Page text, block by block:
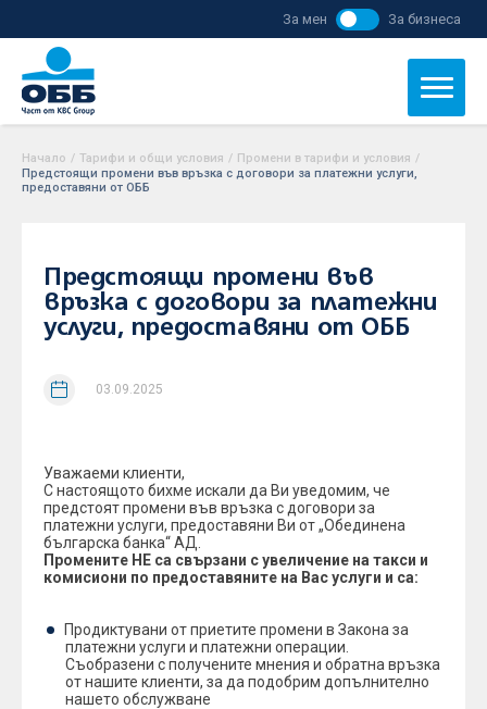
За мен За бизнеса
Начало / Тарифи и общи условия / Промени в тарифи и условия /
Предстоящи промени във връзка с договори за платежни услуги,
предоставяни от ОББ
Предстоящи промени във
връзка с договори за платежни
услуги, предоставяни от ОББ
03.09.2025
Уважаеми клиенти,
С настоящото бихме искали да Ви уведомим, че
предстоят промени във връзка с договори за
платежни услуги, предоставяни Ви от „Обединена
българска банка“ АД.
Промените НЕ са свързани с увеличение на такси и
комисиони по предоставяните на Вас услуги и са:
Продиктувани от приетите промени в Закона за
платежни услуги и платежни операции.
Съобразени с получените мнения и обратна връзка
от нашите клиенти, за да подобрим допълнително
нашето обслужване